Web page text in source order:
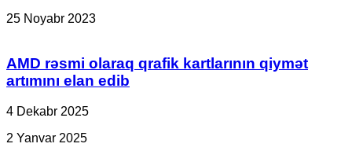
25 Noyabr 2023
AMD rəsmi olaraq qrafik kartlarının qiymət
artımını elan edib
4 Dekabr 2025
NVIDIA
2 Yanvar 2025